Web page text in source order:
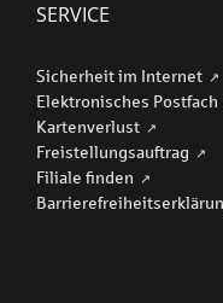
SERVICE
Sicherheit im Internet
Elektronisches Postfach
Kartenverlust
Freistellungsauftrag
Filiale finden